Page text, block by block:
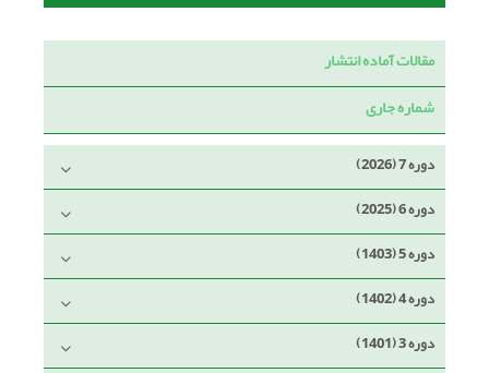
مقالات آماده انتشار
شماره جاری
دوره 7 (2026)
دوره 6 (2025)
دوره 5 (1403)
دوره 4 (1402)
دوره 3 (1401)